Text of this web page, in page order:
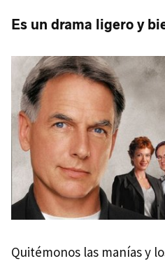
Es un drama ligero y
Quitémonos las manías y